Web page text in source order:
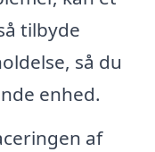
tilbyde
så du
enhed.
af